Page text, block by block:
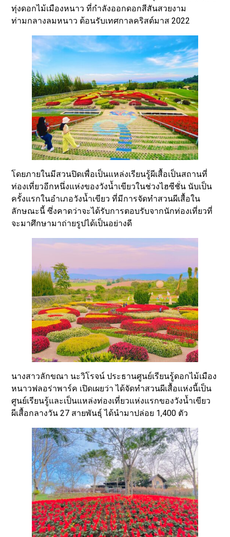
ทุ่งดอกไม้เมืองหนาว ที่กำลังออกดอกสีสันสวยงาม
ท่ามกลางลมหนาว ต้อนรับเทศกาลคริสต์มาส 2022
โดยภายในมีสวนปิดเพื่อเป็นแหล่งเรียนรู้ผีเสื้อเป็นสถานที่
ท่องเที่ยวอีกหนึ่งแห่งของวังน้ำเขียวในช่วงไฮซีชั่น นับเป็น
ครั้งแรกในอำเภอวังน้ำเขียว ที่มีการจัดทำสวนผีเสื้อใน
ลักษณะนี้ ซึ่งคาดว่าจะได้รับการตอบรับจากนักท่องเที่ยวที่
จะมาศึกษามาถ่ายรูปได้เป็นอย่างดี
นางสาวลักขณา นะวิโรจน์ ประธานศูนย์เรียนรู้ดอกไม้เมือง
หนาวฟลอร่าพาร์ค เปิดเผยว่า ได้จัดทำสวนผีเสื้อแห่งนี้เป็น
ศูนย์เรียนรู้และเป็นแหล่งท่องเที่ยวแห่งแรกของวังน้ำเขียว
ผีเสื้อกลางวัน 27 สายพันธุ์ ได้นำมาปล่อย 1,400 ตัว